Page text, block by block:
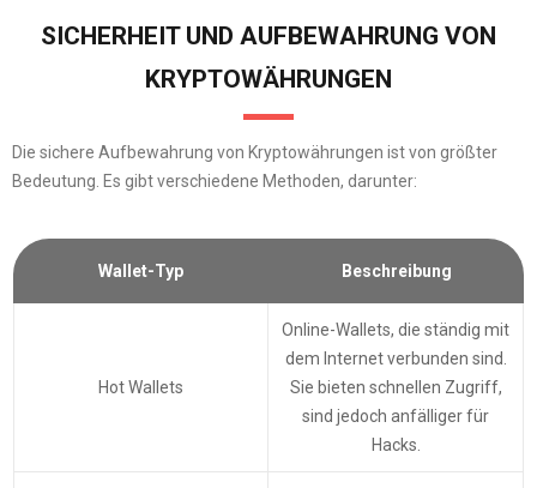
SICHERHEIT UND AUFBEWAHRUNG VON
KRYPTOWÄHRUNGEN
Die sichere Aufbewahrung von Kryptowährungen ist von größter
Bedeutung. Es gibt verschiedene Methoden, darunter:
Wallet-Typ Beschreibung
Hot Wallets
Online-Wallets, die ständig mit
dem Internet verbunden sind.
Sie bieten schnellen Zugriff,
sind jedoch anfälliger für
Hacks.